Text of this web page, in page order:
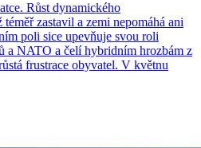
Růst dynamického
zastavil a zemi nepomáhá ani
poli sice upevňuje svou roli
a NATO a čelí hybridním hrozbám z
frustrace obyvatel. V květnu